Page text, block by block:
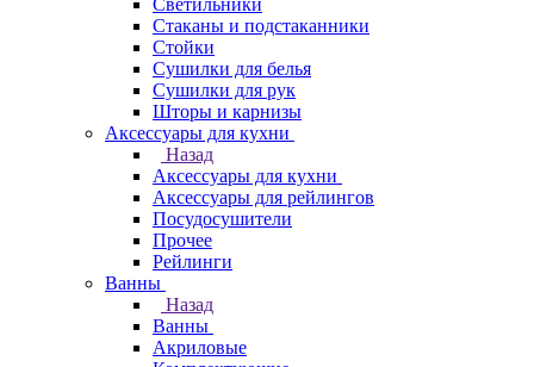
Светильники
Стаканы и подстаканники
Стойки
Сушилки для белья
Сушилки для рук
Шторы и карнизы
Аксессуары для кухни
Назад
Аксессуары для кухни
Аксессуары для рейлингов
Посудосушители
Прочее
Рейлинги
Ванны
Назад
Ванны
Акриловые